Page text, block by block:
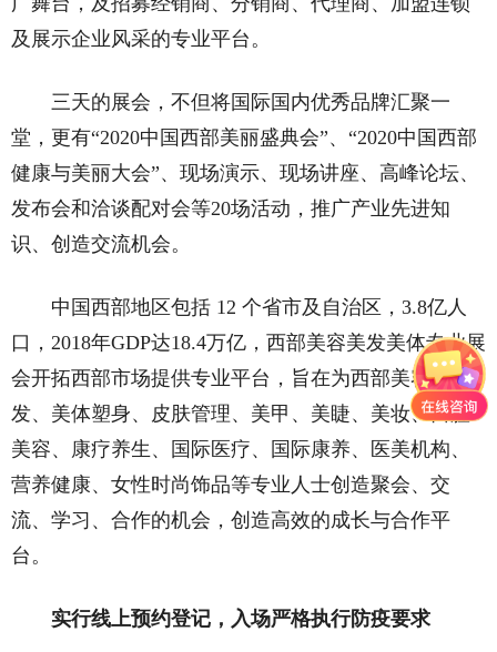
及展示企业风采的专业平台。
三天的展会，不但将国际国内优秀品牌汇聚一
堂，更有“2020中国西部美丽盛典会”、“2020中国西部
健康与美丽大会”、现场演示、现场讲座、高峰论坛、
发布会和洽谈配对会等20场活动，推广产业先进知
识、创造交流机会。
中国西部地区包括 12 个省市及自治区，3.8亿人
口，2018年GDP达18.4万亿，西部美容美发美体专业展
会开拓西部市场提供专业平台，旨在为西部美容、美
发、美体塑身、皮肤管理、美甲、美睫、美妆、口腔
美容、康疗养生、国际医疗、国际康养、医美机构、
营养健康、女性时尚饰品等专业人士创造聚会、交
流、学习、合作的机会，创造高效的成长与合作平
台。
实行线上预约登记，入场严格执行防疫要求